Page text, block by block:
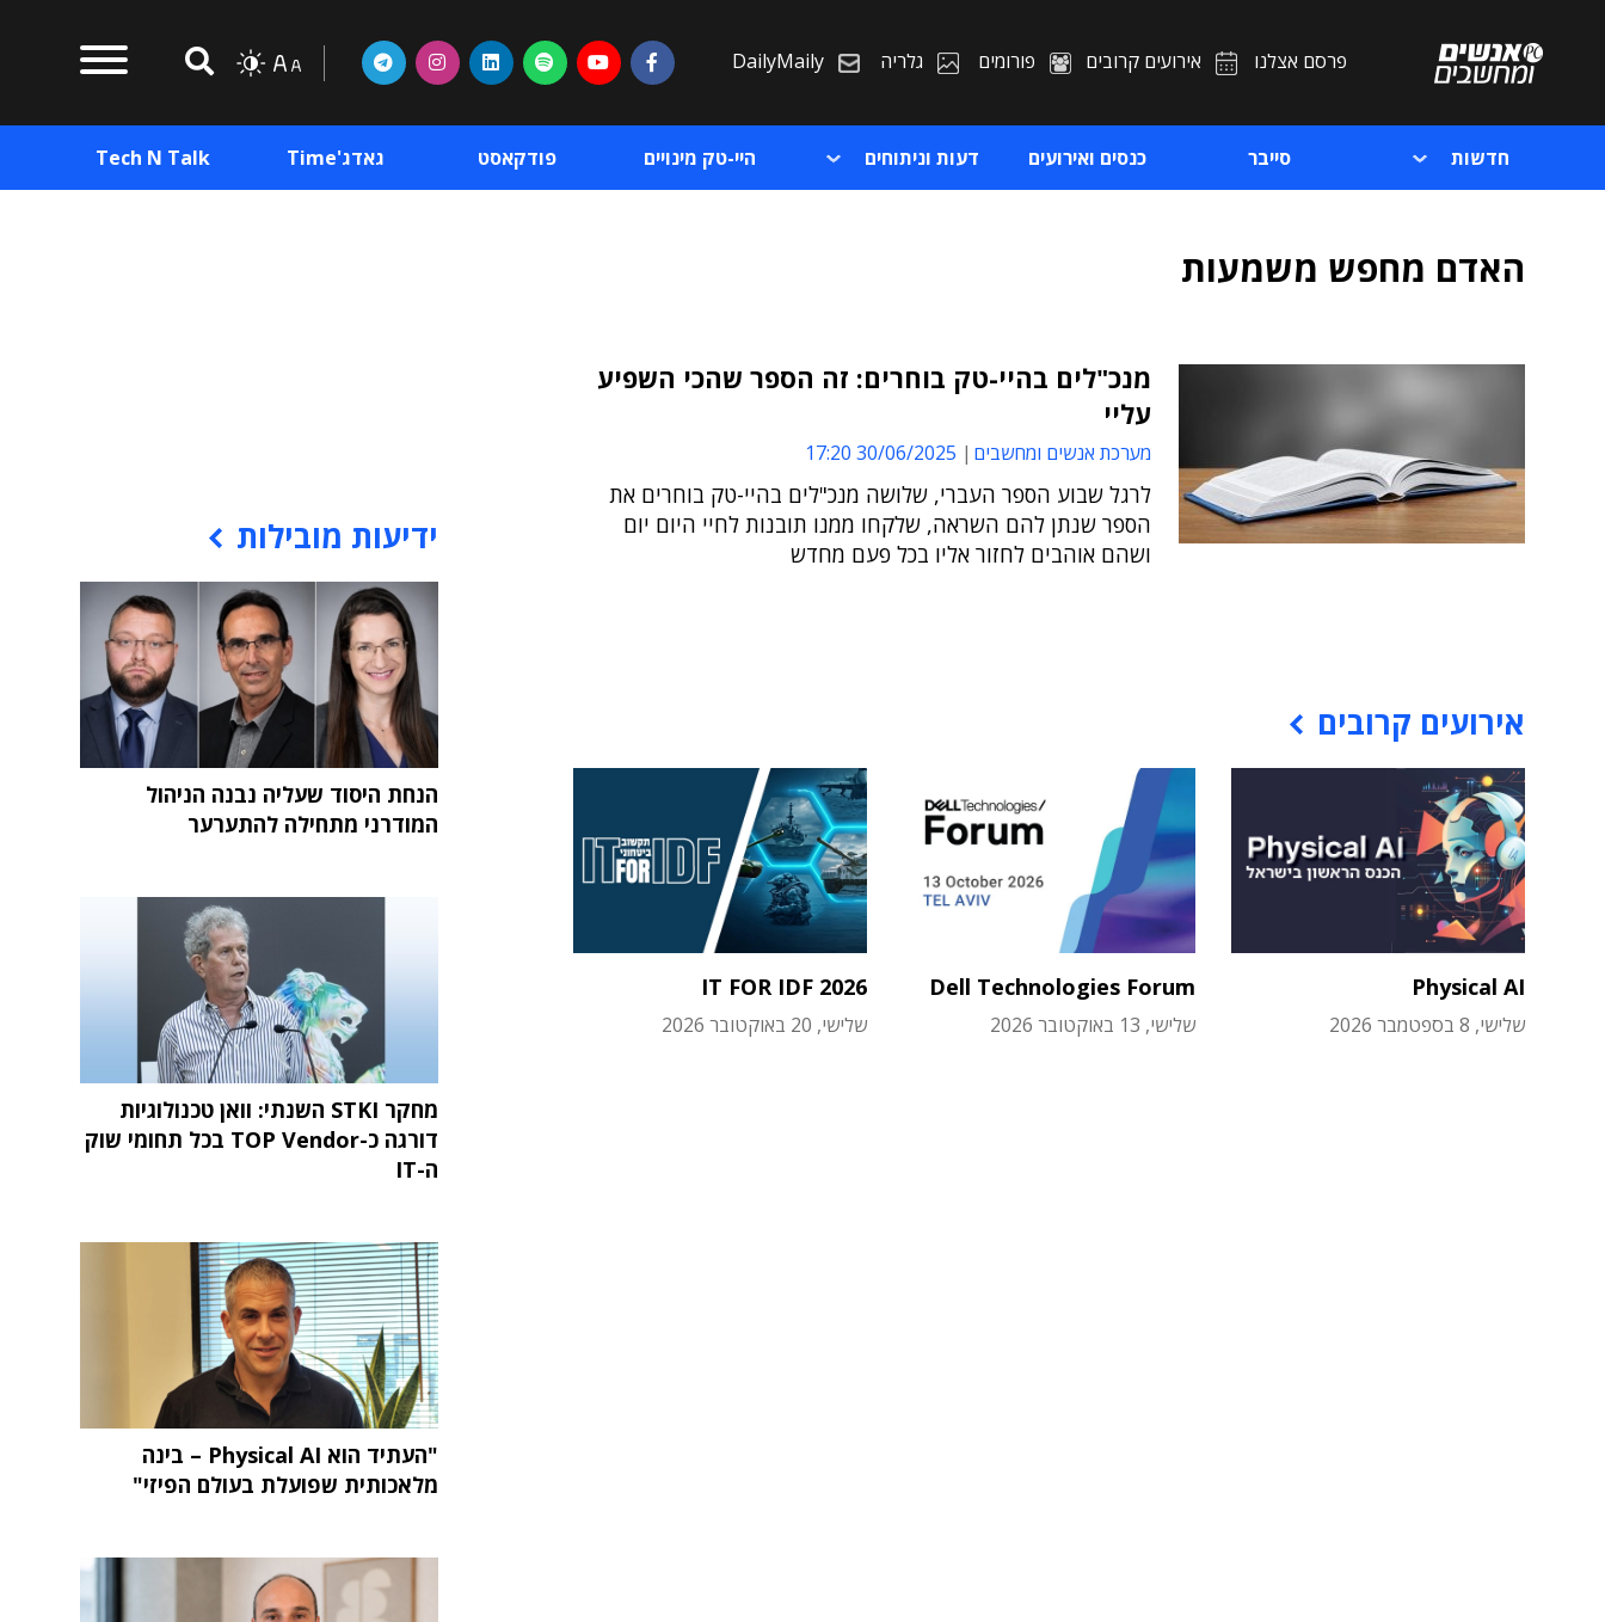
פרסם אצלנו אירועים קרובים פורומים גלריה DailyMaily
חדשות סייבר כנסים ואירועים דעות וניתוחים היי-טק מינויים פודקאסט גאדג'Time Tech N Talk
האדם מחפש משמעות
מנכ"לים בהיי-טק בוחרים: זה הספר שהכי השפיע
עליי
מערכת אנשים ומחשבים 30/06/2025 17:20
לרגל שבוע הספר העברי, שלושה מנכ"לים בהיי-טק בוחרים את
הספר שנתן להם השראה, שלקחו ממנו תובנות לחיי היום יום
ושהם אוהבים לחזור אליו בכל פעם מחדש
אירועים קרובים
Physical AI
שלישי, 8 בספטמבר 2026
Dell Technologies Forum
שלישי, 13 באוקטובר 2026
IT FOR IDF 2026
שלישי, 20 באוקטובר 2026
ידיעות מובילות
הנחת היסוד שעליה נבנה הניהול
המודרני מתחילה להתערער
מחקר STKI השנתי: וואן טכנולוגיות
דורגה כ-TOP Vendor בכל תחומי שוק
ה-IT
"העתיד הוא Physical AI – בינה
מלאכותית שפועלת בעולם הפיזי"